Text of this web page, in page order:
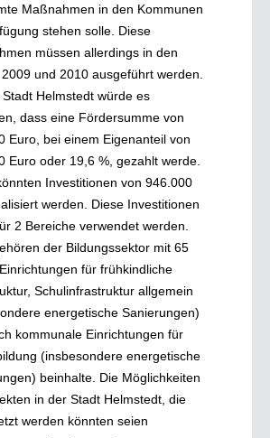
Maßnahmen in den Kommunen
stehen solle. Diese
müssen allerdings in den
und 2010 ausgeführt werden.
Helmstedt würde es
dass eine Fördersumme von
Euro, bei einem Eigenanteil von
Euro oder 19,6 %, gezahlt werde.
Investitionen von 946.000
werden. Diese Investitionen
2 Bereiche verwendet werden.
der Bildungssektor mit 65
für frühkindliche
Schulinfrastruktur allgemein
energetische Sanierungen)
kommunale Einrichtungen für
(insbesondere energetische
beinhalte. Die Möglichkeiten
in der Stadt Helmstedt, die
werden könnten seien